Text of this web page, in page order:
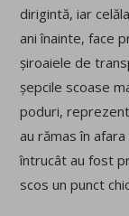
dirigintă, iar
ani înainte, face
șiroaiele de
șepcile scoase
poduri,
au rămas în
întrucât au fost
scos un punct